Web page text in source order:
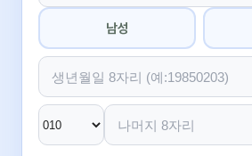
남성